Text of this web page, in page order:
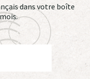
dans votre boîte